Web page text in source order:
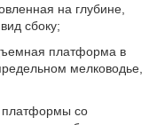
на глубине,
сбоку;
платформа в
мелководье,
платформы со